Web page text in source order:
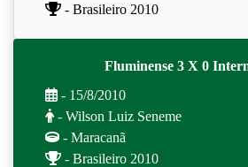
- Brasileiro 2010
Fluminense 3 X 0
- 15/8/2010
- Wilson Luiz Seneme
- Maracanã
- Brasileiro 2010